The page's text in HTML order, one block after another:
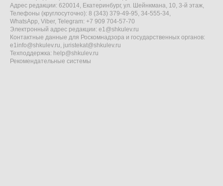
Адрес редакции: 620014, Екатеринбург, ул. Шейнкмана, 10, 3-й этаж,
Телефоны (круглосуточно): 8 (343) 379-49-95, 34-555-34,
WhatsApp, Viber, Telegram: +7 909 704-57-70
Электронный адрес редакции: e1@shkulev.ru
Контактные данные для Роскомнадзора и государственных органов:
e1info@shkulev.ru, juristekat@shkulev.ru
Техподдержка: help@shkulev.ru
Рекомендательные системы